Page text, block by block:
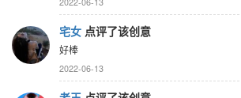
宅女 点评了该创意
好棒
2022-06-13